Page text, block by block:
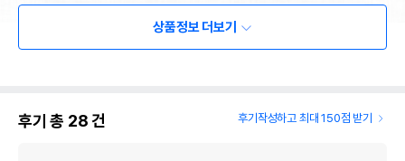
상품정보 더보기
후기 총 28건 후기작성하고 최대 150점 받기